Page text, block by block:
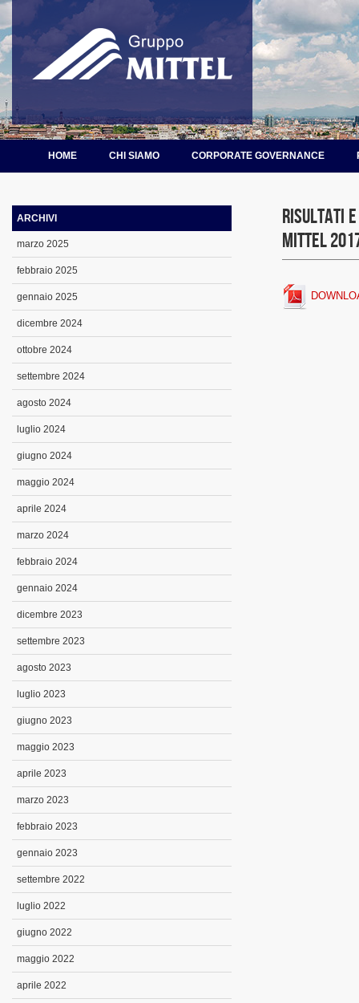
HOME CHI SIAMO CORPORATE GOVERNANCE
Risultati
Mittel
ARCHIVI
marzo 2025
febbraio 2025
gennaio 2025
dicembre 2024
ottobre 2024
settembre 2024
agosto 2024
luglio 2024
giugno 2024
maggio 2024
aprile 2024
marzo 2024
febbraio 2024
gennaio 2024
dicembre 2023
settembre 2023
agosto 2023
luglio 2023
giugno 2023
maggio 2023
aprile 2023
marzo 2023
febbraio 2023
gennaio 2023
settembre 2022
luglio 2022
giugno 2022
maggio 2022
aprile 2022